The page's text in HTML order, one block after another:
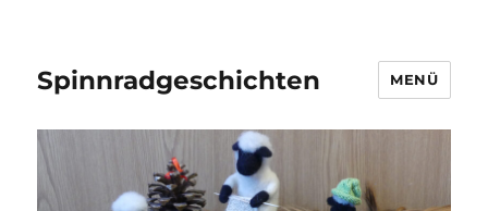
Spinnradgeschichten MENÜ